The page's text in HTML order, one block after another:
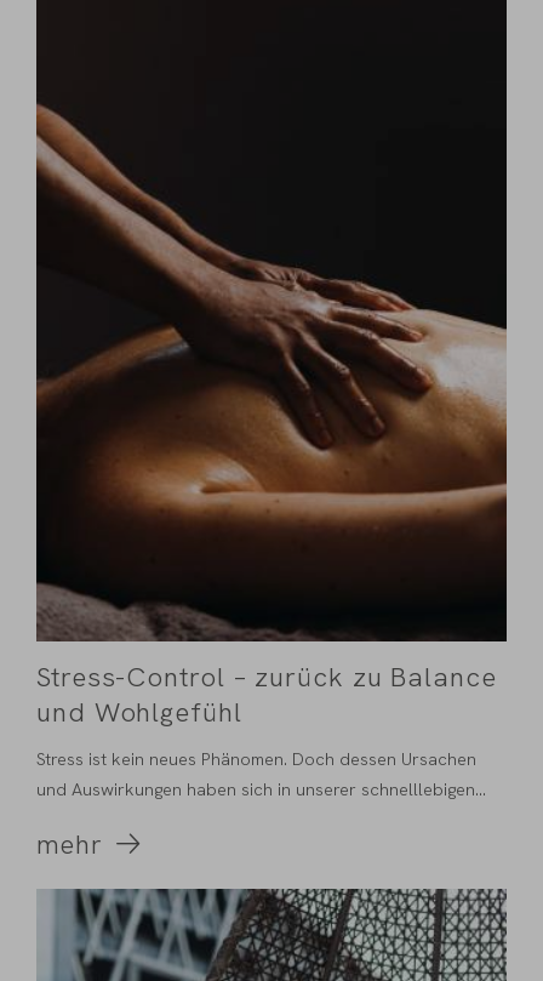
Stress-Control – zurück zu Balance
und Wohlgefühl
Stress ist kein neues Phänomen. Doch dessen Ursachen
und Auswirkungen haben sich in unserer schnelllebigen...
mehr